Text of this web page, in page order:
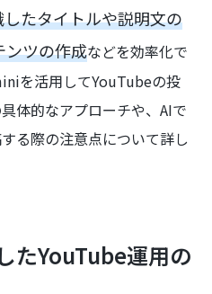
たタイトルや説明文の
ンツの作成などを効率化で
を活用してYouTubeの投
体的なアプローチや、AIで
る際の注意点について詳し
YouTube運用の